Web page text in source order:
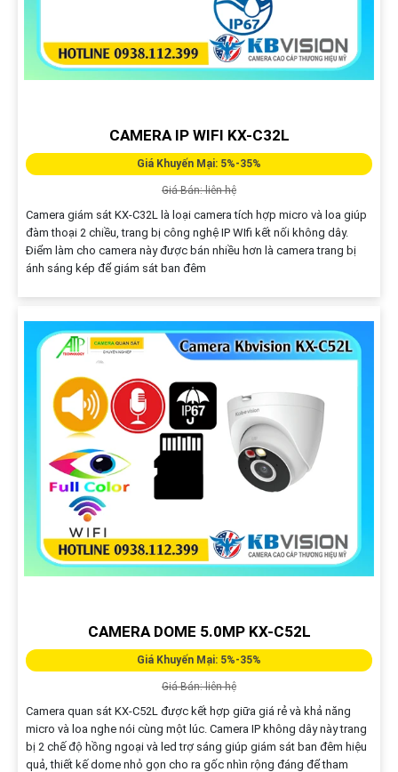
CAMERA IP WIFI KX-C32L
Giá Khuyến Mại: 5%-35%
Giá Bán: liên hệ
Camera giám sát KX-C32L là loại camera tích hợp micro và loa giúp
đàm thoại 2 chiều, trang bị công nghệ IP WIfi kết nối không dây.
Điểm làm cho camera này được bán nhiều hơn là camera trang bị
ánh sáng kép để giám sát ban đêm
CAMERA DOME 5.0MP KX-C52L
Giá Khuyến Mại: 5%-35%
Giá Bán: liên hệ
Camera quan sát KX-C52L được kết hợp giữa giá rẻ và khả năng
micro và loa nghe nói cùng một lúc. Camera IP không dây này trang
bị 2 chế độ hồng ngoại và led trợ sáng giúp giám sát ban đêm hiệu
quả, thiết kế dome nhỏ gọn cho ra gốc nhìn rộng đáng để tham